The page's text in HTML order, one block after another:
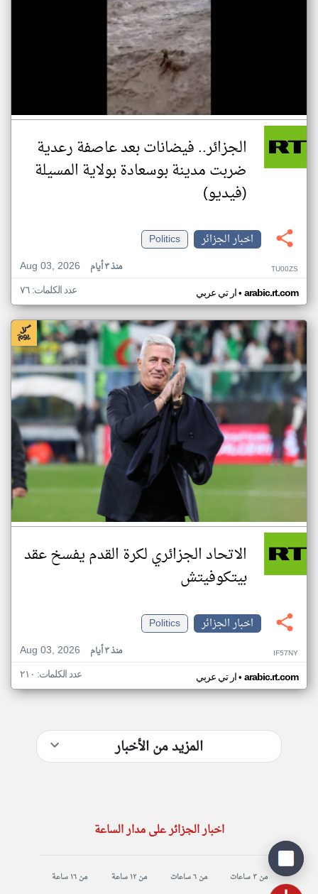
الجزائر.. فيضانات بعد عاصفة رعدية
ضربت مدينة بوسعادة بولاية المسيلة
(فيديو)
اخبار الجزائر
Politics
Aug 03, 2026
منذ ٣ أيام TU00ZS
ار تي عربي• arabic.rt.com عدد الكلمات: ٧٦
الاتحاد الجزائري لكرة القدم يفسخ عقد
بيتكوفيتش
اخبار الجزائر
Politics
Aug 03, 2026
منذ ٣ أيام IF57NY
ار تي عربي• arabic.rt.com عدد الكلمات: ٢١٠
المزيد من الأخبار
اخبار الجزائر على مدار الساعة
من ٣ ساعات من ٦ ساعات من ١٢ ساعة من ١٦ ساعة